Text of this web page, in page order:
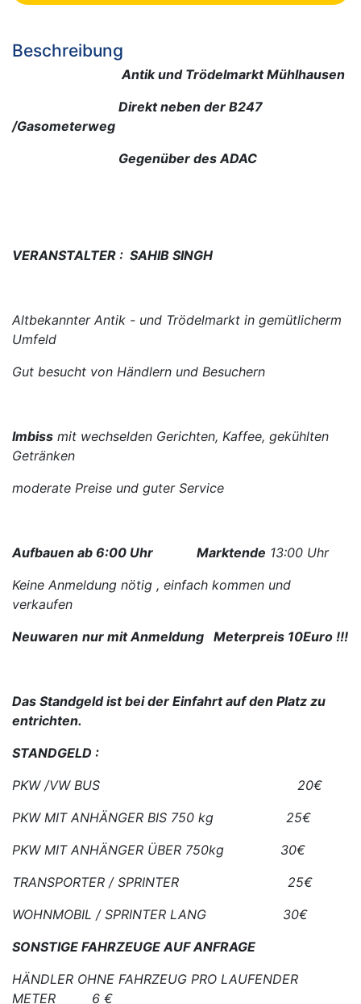
Beschreibung
Antik und Trödelmarkt Mühlhausen
Direkt neben der B247
/Gasometerweg
Gegenüber des ADAC
VERANSTALTER : SAHIB SINGH
Altbekannter Antik - und Trödelmarkt in gemütlicherm
Umfeld
Gut besucht von Händlern und Besuchern
Imbiss mit wechselden Gerichten, Kaffee, gekühlten
Getränken
moderate Preise und guter Service
Aufbauen ab 6:00 Uhr Marktende 13:00 Uhr
Keine Anmeldung nötig , einfach kommen und
verkaufen
Neuwaren nur mit Anmeldung Meterpreis 10Euro !!!
Das Standgeld ist bei der Einfahrt auf den Platz zu
entrichten.
STANDGELD :
PKW /VW BUS 20€
PKW MIT ANHÄNGER BIS 750 kg 25€
PKW MIT ANHÄNGER ÜBER 750kg 30€
TRANSPORTER / SPRINTER 25€
WOHNMOBIL / SPRINTER LANG 30€
SONSTIGE FAHRZEUGE AUF ANFRAGE
HÄNDLER OHNE FAHRZEUG PRO LAUFENDER
METER 6 €